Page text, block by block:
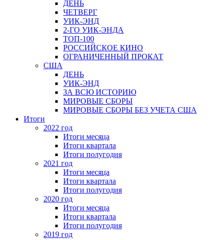
ДЕНЬ
ЧЕТВЕРГ
УИК-ЭНД
2-ГО УИК-ЭНДА
ТОП-100
РОССИЙСКОЕ КИНО
ОГРАНИЧЕННЫЙ ПРОКАТ
США
ДЕНЬ
УИК-ЭНД
ЗА ВСЮ ИСТОРИЮ
МИРОВЫЕ СБОРЫ
МИРОВЫЕ СБОРЫ БЕЗ УЧЕТА США
Итоги
2022 год
Итоги месяца
Итоги квартала
Итоги полугодия
2021 год
Итоги месяца
Итоги квартала
Итоги полугодия
2020 год
Итоги месяца
Итоги квартала
Итоги полугодия
2019 год